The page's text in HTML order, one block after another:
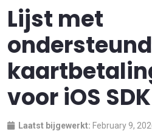
Lijst met
voor iOS SDK
Laatst bijgewerkt: February 9,